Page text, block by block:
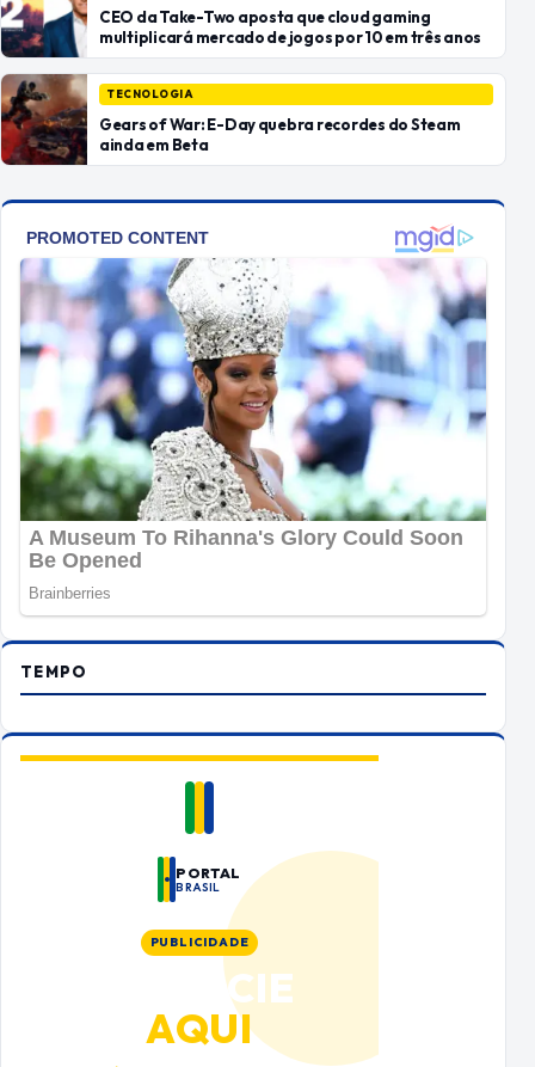
CEO da Take-Two aposta que cloud gaming
multiplicará mercado de jogos por 10 em três anos
TECNOLOGIA
Gears of War: E-Day quebra recordes do Steam
ainda em Beta
TEMPO
PORTAL
BRASIL
PUBLICIDADE
ANUNCIE
AQUI